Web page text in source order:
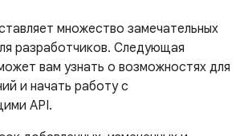
множество замечательных
разработчиков. Следующая
вам узнать о возможностях для
и начать работу с
API.